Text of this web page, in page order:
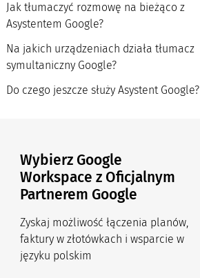
Jak tłumaczyć rozmowę na bieżąco z
Asystentem Google?
Na jakich urządzeniach działa tłumacz
symultaniczny Google?
Do czego jeszcze służy Asystent Google?
Wybierz Google
Workspace z Oficjalnym
Partnerem Google
Zyskaj możliwość łączenia planów,
faktury w złotówkach i wsparcie w
języku polskim